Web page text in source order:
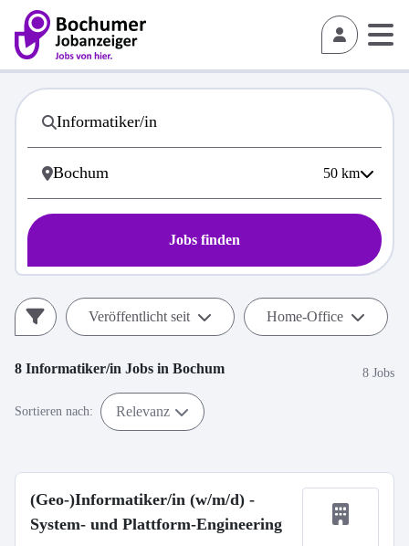
50 km
Jobs finden
Veröffentlicht seit Home-Office
8 Informatiker/in Jobs in Bochum 8 Jobs
Sortieren nach: Relevanz
(Geo-)Informatiker/in (w/m/d) -
System- und Plattform-Engineering